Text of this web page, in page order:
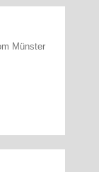
Münster